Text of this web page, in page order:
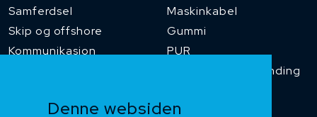
Denne websiden
Samferdsel
Skip og offshore
Kommunikasjon
Maskinkabel
Gummi
PUR
Temperaturbestanding
Heis og kran